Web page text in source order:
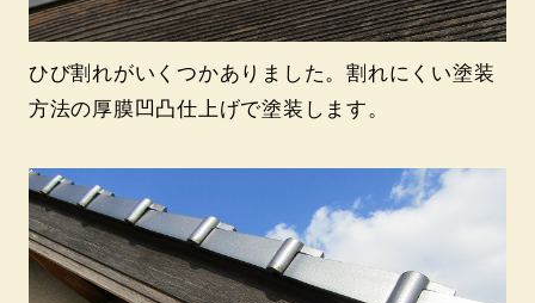
ひび割れがいくつかありました。割れにくい塗装
方法の厚膜凹凸仕上げで塗装します。